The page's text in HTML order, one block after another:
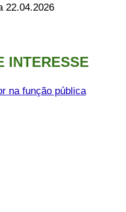
22.04.2026
INTERESSE
na função pública